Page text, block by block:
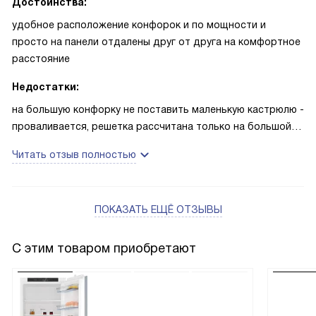
удобное расположение конфорок и по мощности и
просто на панели отдалены друг от друга на комфортное
расстояние
Недостатки:
на большую конфорку не поставить маленькую кастрюлю -
проваливается, решетка рассчитана только на большой
Читать отзыв полностью
ПОКАЗАТЬ ЕЩЁ ОТЗЫВЫ
С этим товаром приобретают